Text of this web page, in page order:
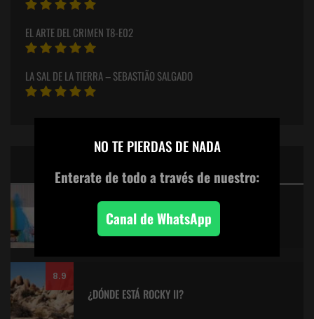
EL ARTE DEL CRIMEN T8-E02
LA SAL DE LA TIERRA – SEBASTIÃO SALGADO
KITANO > AQUILES Y LA TORTUGA
8.9
¿DÓNDE ESTÁ ROCKY II?
NO TE PIERDAS DE NADA
Enterate de todoa través de nuestro:
Canal de WhatsApp